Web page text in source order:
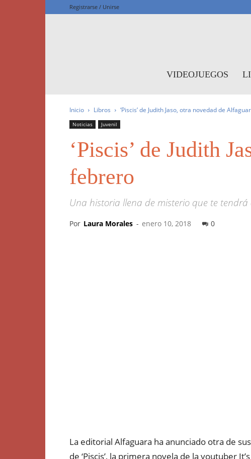
Registrarse / Unirse
VIDEOJUEGOS
Inicio Libros ‘Piscis’ de Judith Jaso, otra novedad de
Noticias Juvenil
‘Piscis’ de Judith
febrero
Una historia llena de misterio que te
Por Laura Morales - enero 10, 2018 0
La editorial Alfaguara ha anunciado otra de
de ‘Piscis’, la primera novela de la youtuber